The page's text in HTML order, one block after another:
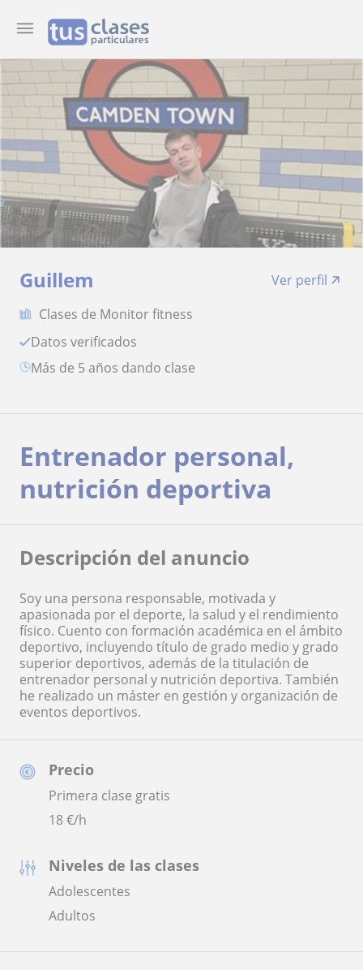
Guillem
Ver perfil
Clases de Monitor fitness
Datos verificados
más de 5 años dando clase
Precio
Primera clase gratis
18€/h
Niveles de las clases
Adolescentes
Adultos
Entrenador personal,
nutrición deportiva
Descripción del anuncio
Soy una persona responsable, motivada y
apasionada por el deporte, la salud y el rendimiento
físico. Cuento con formación académica en el ámbito
deportivo, incluyendo título de grado medio y grado
superior deportivos, además de la titulación de
entrenador personal y nutrición deportiva. También
he realizado un máster en gestión y organización de
eventos deportivos.